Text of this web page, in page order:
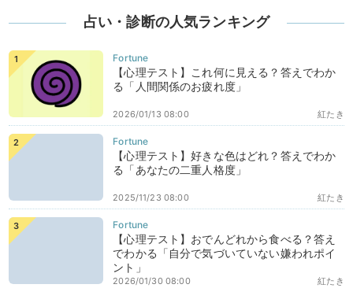
占い・診断の人気ランキング
【心理テスト】これ何に見える？答えでわか
る「人間関係のお疲れ度」
紅たき
2026/01/13 08:00
【心理テスト】好きな色はどれ？答えでわか
る「あなたの二重人格度」
紅たき
2025/11/23 08:00
【心理テスト】おでんどれから食べる？答え
でわかる「自分で気づいていない嫌われポイ
ント」
紅たき
2026/01/30 08:00